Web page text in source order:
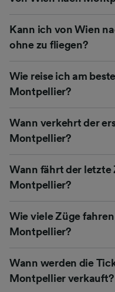
Kann ich von Wien
ohne zu fliegen?
Wie reise ich am
Montpellier?
Wann verkehrt der
Montpellier?
Wann fährt der letzte
Montpellier?
Wie viele Züge
Montpellier?
Wann werden die
Montpellier verkauft?